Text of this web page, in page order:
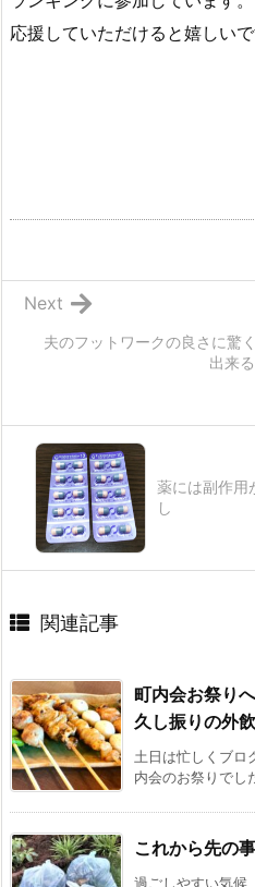
応援していただけると嬉しいで
夫のフットワークの良さに驚
出来
Next
薬には副作用
し
関連記事
町内会お祭り
久し振りの外
土日は忙しくブロ
内会のお祭りでし
これから先の事
過ごしやすい気